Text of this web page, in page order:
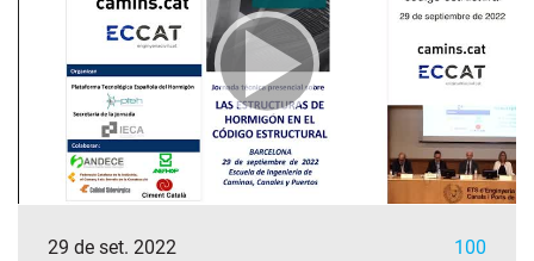
29 de set. 2022
100